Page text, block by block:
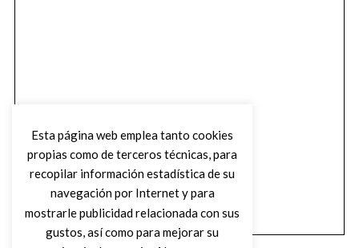
Esta página web emplea tanto cookies
propias como de terceros técnicas, para
recopilar información estadística de su
navegación por Internet y para
mostrarle publicidad relacionada con sus
gustos, así como para mejorar su